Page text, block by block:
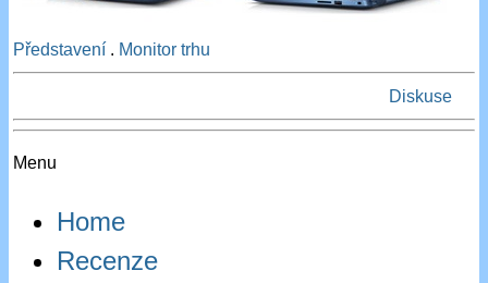
Představení . Monitor trhu
Diskuse
Menu
Home
Recenze